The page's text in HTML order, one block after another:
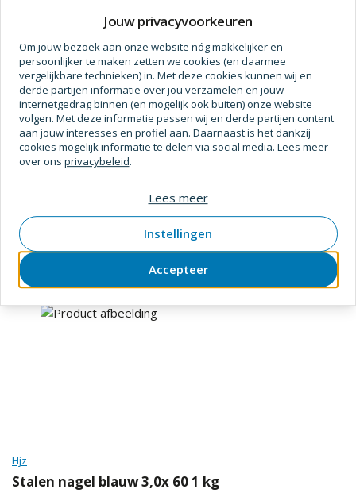
Prijs op aanvraag
Stalen nagel blauw 3,0x 50 1 kg
SKU Verpakt perdoos
Prijs op aanvraag
Hjz
Stalen nagel blauw 3,0x 60 1 kg
Jouw privacyvoorkeuren
Om jouw bezoek aan onze website nóg makkelijker en
persoonlijker te maken zetten we cookies (en daarmee
vergelijkbare technieken) in. Met deze cookies kunnen wij en
derde partijen informatie over jou verzamelen en jouw
internetgedrag binnen (en mogelijk ook buiten) onze website
volgen. Met deze informatie passen wij en derde partijen content
aan jouw interesses en profiel aan. Daarnaast is het dankzij
cookies mogelijk informatie te delen via social media. Lees meer
over ons privacybeleid.
Accepteer
Instellingen
Lees meer